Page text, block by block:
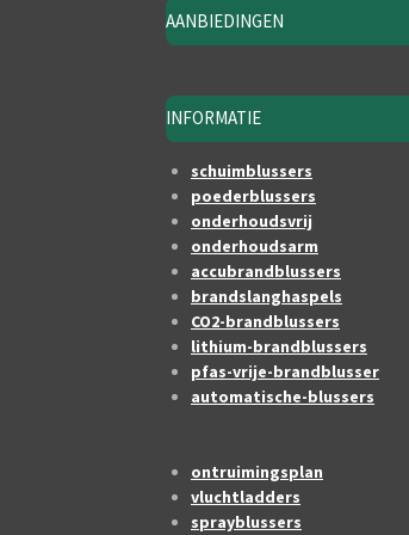
AANBIEDINGEN
INFORMATIE
schuimblussers
poederblussers
onderhoudsvrij
onderhoudsarm
accubrandblussers
brandslanghaspels
CO2-brandblussers
lithium-brandblussers
pfas-vrije-brandblusser
automatische-blussers
ontruimingsplan
vluchtladders
sprayblussers